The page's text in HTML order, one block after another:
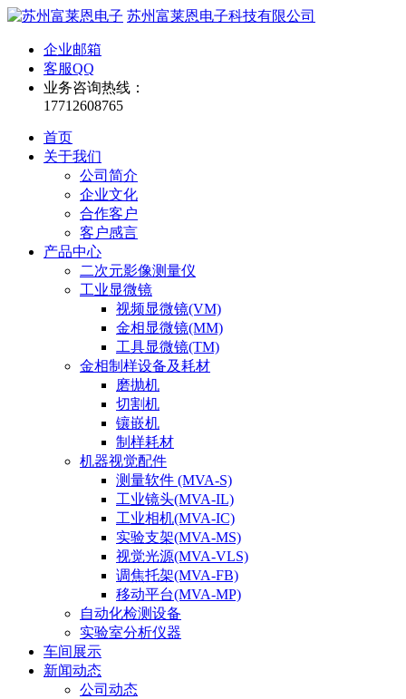
苏州富莱恩电子科技有限公司
企业邮箱
客服QQ
业务咨询热线：
17712608765
首页
关于我们
公司简介
企业文化
合作客户
客户感言
产品中心
二次元影像测量仪
工业显微镜
视频显微镜(VM)
金相显微镜(MM)
工具显微镜(TM)
金相制样设备及耗材
磨抛机
切割机
镶嵌机
制样耗材
机器视觉配件
测量软件 (MVA-S)
工业镜头(MVA-IL)
工业相机(MVA-IC)
实验支架(MVA-MS)
视觉光源(MVA-VLS)
调焦托架(MVA-FB)
移动平台(MVA-MP)
自动化检测设备
实验室分析仪器
车间展示
新闻动态
公司动态